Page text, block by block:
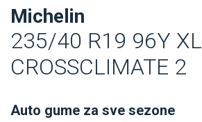
Michelin
235/40 R19 96Y XL
CROSSCLIMATE 2
Auto gume za sve sezone